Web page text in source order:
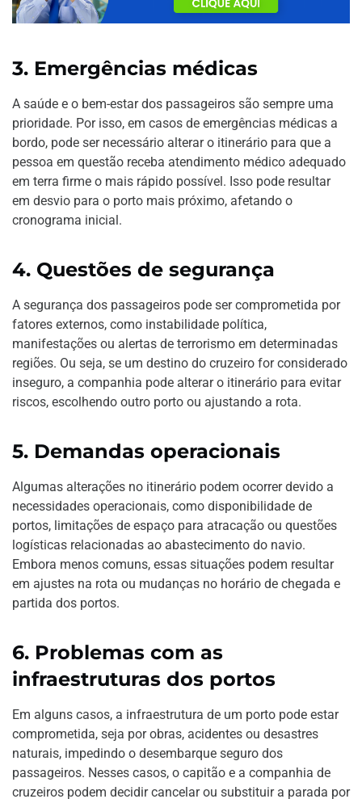
3. Emergências médicas
A saúde e o bem-estar dos passageiros são sempre uma
prioridade. Por isso, em casos de emergências médicas a
bordo, pode ser necessário alterar o itinerário para que a
pessoa em questão receba atendimento médico adequado
em terra firme o mais rápido possível. Isso pode resultar
em desvio para o porto mais próximo, afetando o
cronograma inicial.
4. Questões de segurança
A segurança dos passageiros pode ser comprometida por
fatores externos, como instabilidade política,
manifestações ou alertas de terrorismo em determinadas
regiões. Ou seja, se um destino do cruzeiro for considerado
inseguro, a companhia pode alterar o itinerário para evitar
riscos, escolhendo outro porto ou ajustando a rota.
5. Demandas operacionais
Algumas alterações no itinerário podem ocorrer devido a
necessidades operacionais, como disponibilidade de
portos, limitações de espaço para atracação ou questões
logísticas relacionadas ao abastecimento do navio.
Embora menos comuns, essas situações podem resultar
em ajustes na rota ou mudanças no horário de chegada e
partida dos portos.
6. Problemas com as
infraestruturas dos portos
Em alguns casos, a infraestrutura de um porto pode estar
comprometida, seja por obras, acidentes ou desastres
naturais, impedindo o desembarque seguro dos
passageiros. Nesses casos, o capitão e a companhia de
cruzeiros podem decidir cancelar ou substituir a parada por